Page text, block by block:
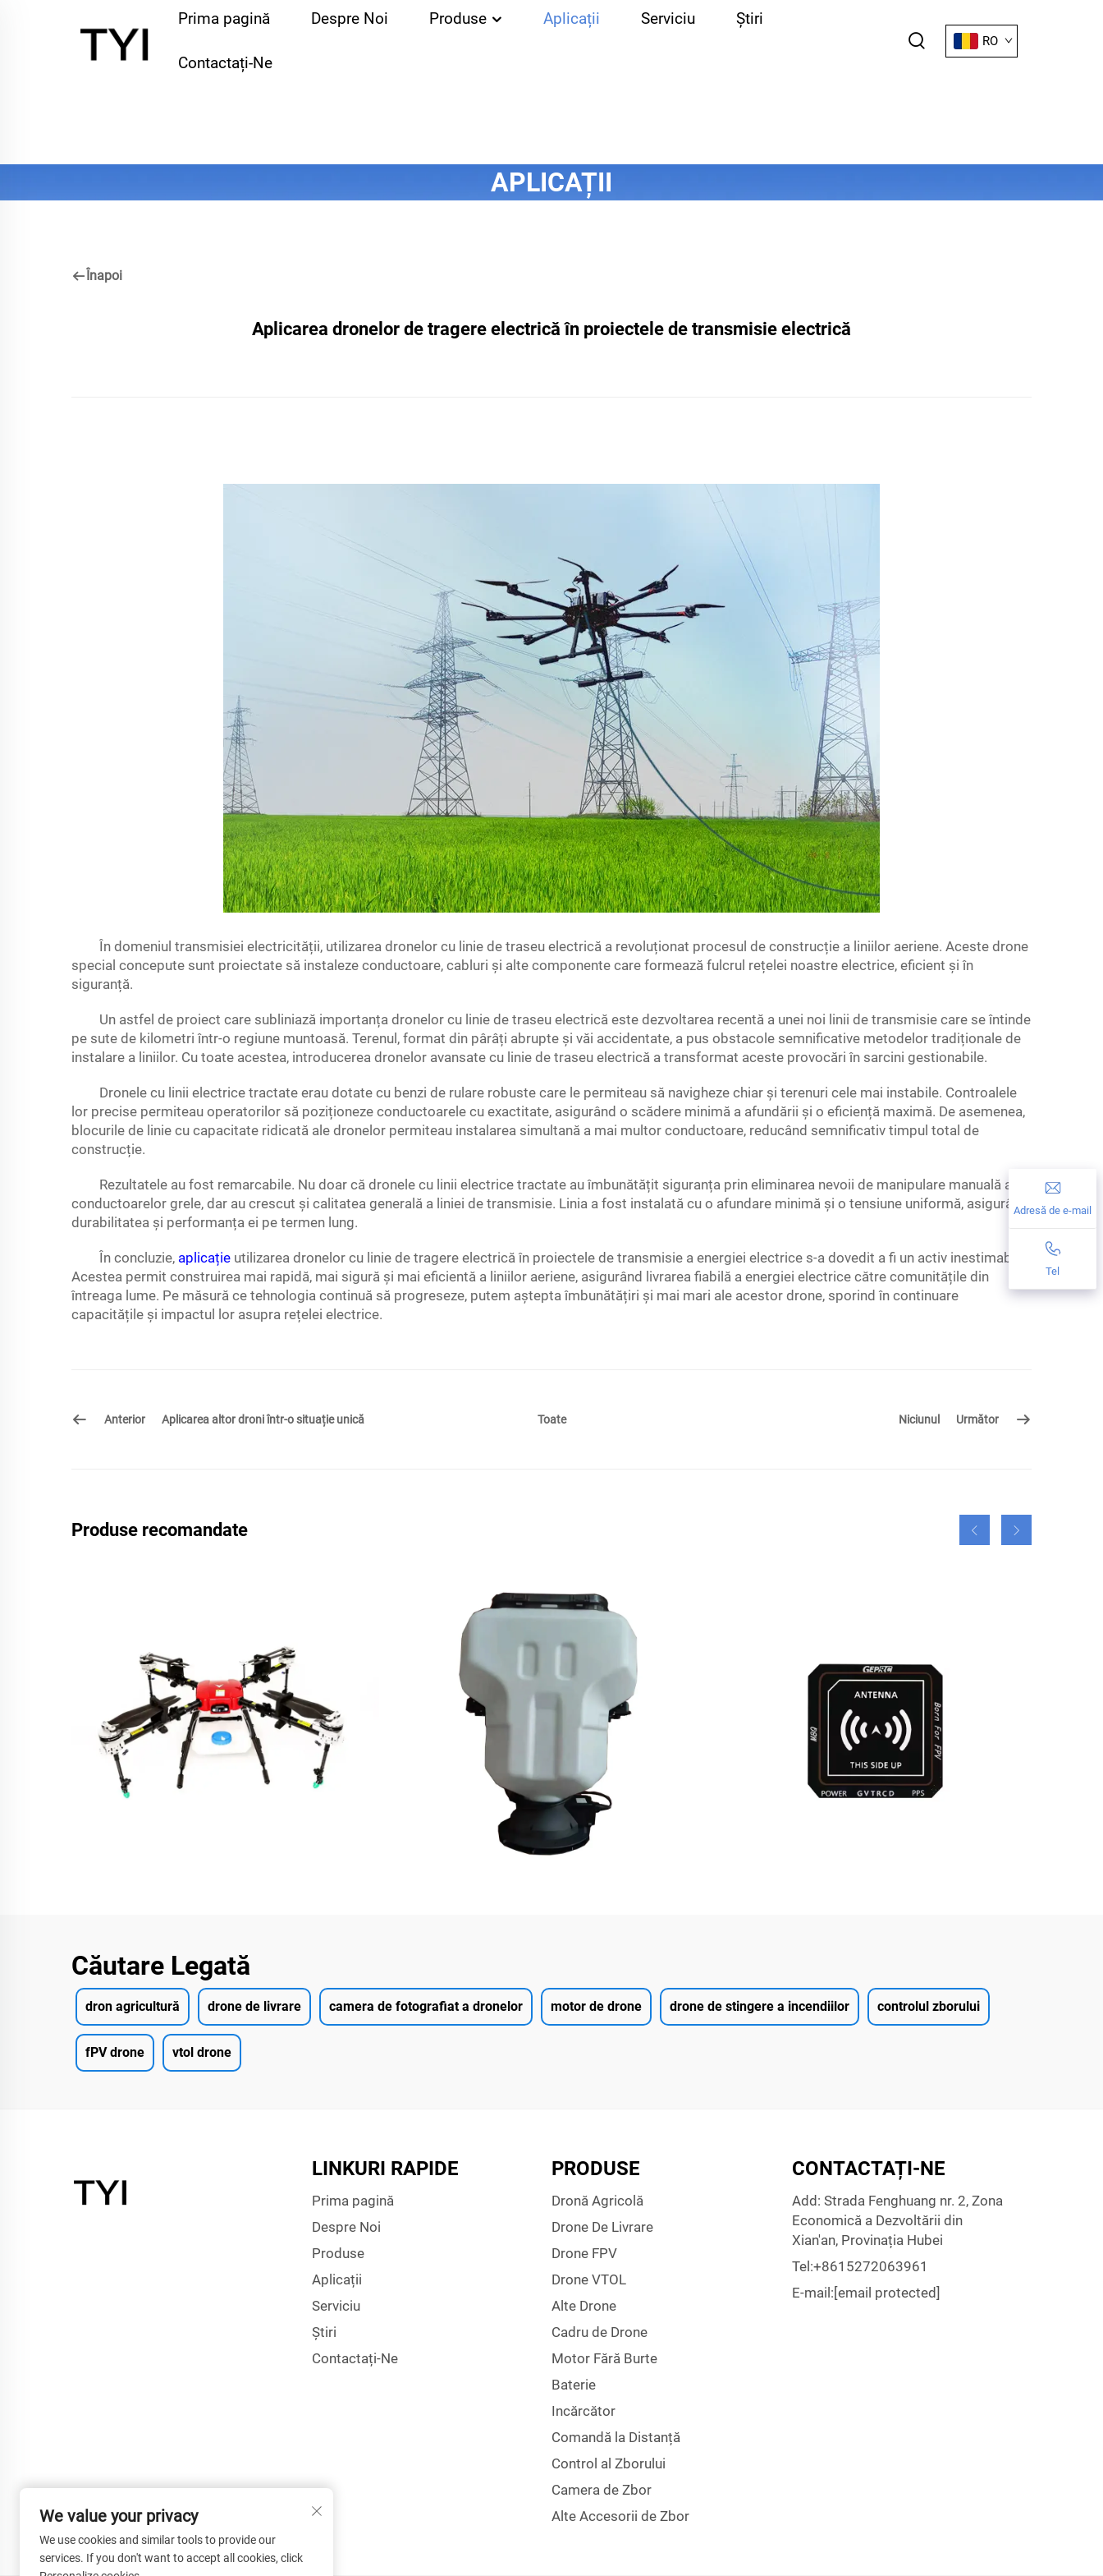
Prima pagină Despre Noi Produse Aplicații Serviciu Știri
Contactați-Ne
RO
APLICAȚII
Înapoi
Aplicarea dronelor de tragere electrică în proiectele de transmisie electrică
În domeniul transmisiei electricității, utilizarea dronelor cu linie de traseu electrică a revoluționat procesul de construcție a liniilor aeriene. Aceste drone
special concepute sunt proiectate să instaleze conductoare, cabluri și alte componente care formează fulcrul rețelei noastre electrice, eficient și în
siguranță.
Un astfel de proiect care subliniază importanța dronelor cu linie de traseu electrică este dezvoltarea recentă a unei noi linii de transmisie care se întinde
pe sute de kilometri într-o regiune muntoasă. Terenul, format din pârâți abrupte și văi accidentate, a pus obstacole semnificative metodelor tradiționale de
instalare a liniilor. Cu toate acestea, introducerea dronelor avansate cu linie de traseu electrică a transformat aceste provocări în sarcini gestionabile.
Dronele cu linii electrice tractate erau dotate cu benzi de rulare robuste care le permiteau să navigheze chiar și terenuri cele mai instabile. Controalele
lor precise permiteau operatorilor să poziționeze conductoarele cu exactitate, asigurând o scădere minimă a afundării și o eficiență maximă. De asemenea,
blocurile de linie cu capacitate ridicată ale dronelor permiteau instalarea simultană a mai multor conductoare, reducând semnificativ timpul total de
construcție.
Rezultatele au fost remarcabile. Nu doar că dronele cu linii electrice tractate au îmbunătățit siguranța prin eliminarea nevoii de manipulare manuală a
conductoarelor grele, dar au crescut și calitatea generală a liniei de transmisie. Linia a fost instalată cu o afundare minimă și o tensiune uniformă, asigurând
durabilitatea și performanța ei pe termen lung.
În concluzie, aplicație utilizarea dronelor cu linie de tragere electrică în proiectele de transmisie a energiei electrice s-a dovedit a fi un activ inestimabil.
Acestea permit construirea mai rapidă, mai sigură și mai eficientă a liniilor aeriene, asigurând livrarea fiabilă a energiei electrice către comunitățile din
întreaga lume. Pe măsură ce tehnologia continuă să progreseze, putem aștepta îmbunătățiri și mai mari ale acestor drone, sporind în continuare
capacitățile și impactul lor asupra rețelei electrice.
Anterior Aplicarea altor droni într-o situație unică Toate Niciunul Următor
Produse recomandate
Adresă de e-mail
Tel
Căutare Legată
dron agricultură drone de livrare camera de fotografiat a dronelor motor de drone drone de stingere a incendiilor controlul zborului
fPV drone vtol drone
LINKURI RAPIDE
Prima pagină
Despre Noi
Produse
Aplicații
Serviciu
Știri
Contactați-Ne
PRODUSE
Dronă Agricolă
Drone De Livrare
Drone FPV
Drone VTOL
Alte Drone
Cadru de Drone
Motor Fără Burte
Baterie
Incărcător
Comandă la Distanță
Control al Zborului
Camera de Zbor
Alte Accesorii de Zbor
CONTACTAȚI-NE
Add: Strada Fenghuang nr. 2, Zona
Economică a Dezvoltării din
Xian'an, Provinația Hubei
Tel:+8615272063961
E-mail:[email protected]
We value your privacy
We use cookies and similar tools to provide our
services. If you don't want to accept all cookies, click